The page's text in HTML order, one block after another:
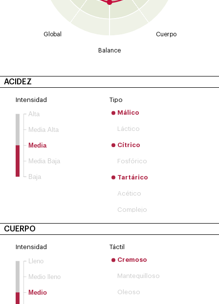
Cuerpo
Balance
Global
ACIDEZ
Intensidad
Baja
Media Baja
Media
Media Alta
Alta
Tipo
Málico
Láctico
Cítrico
Fosfórico
Tartárico
Acético
Complejo
CUERPO
Intensidad
Medio
Medio lleno
Lleno
Táctil
Cremoso
Mantequilloso
Oleoso